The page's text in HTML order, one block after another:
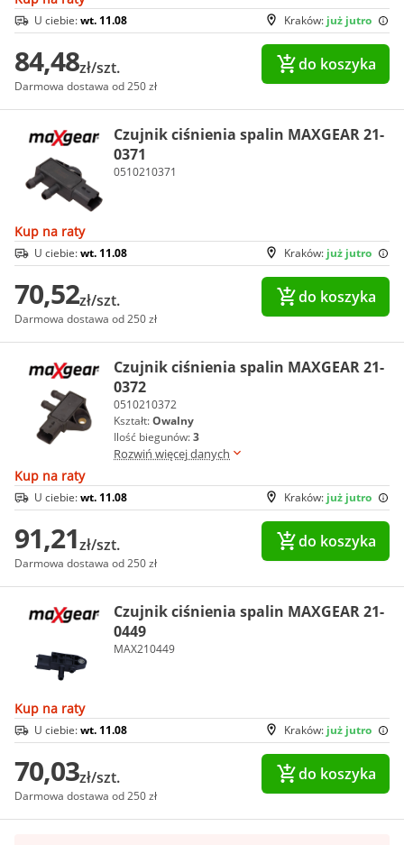
Kraków: już jutro
U ciebie:wt. 11.08
84,48zł/szt.
Darmowa dostawa od 250 zł
do koszyka
Czujnik ciśnienia spalin MAXGEAR 21-
0371
0510210371
Kup na raty
Kraków: już jutro
U ciebie:wt. 11.08
70,52zł/szt.
Darmowa dostawa od 250 zł
do koszyka
Czujnik ciśnienia spalin MAXGEAR 21-
0372
0510210372
Kształt:Owalny
Ilość biegunów:3
Rozwiń więcej danych
Kup na raty
Kraków: już jutro
U ciebie:wt. 11.08
91,21zł/szt.
Darmowa dostawa od 250 zł
do koszyka
Czujnik ciśnienia spalin MAXGEAR 21-
0449
MAX210449
Kup na raty
Kraków: już jutro
U ciebie:wt. 11.08
70,03zł/szt.
Darmowa dostawa od 250 zł
do koszyka